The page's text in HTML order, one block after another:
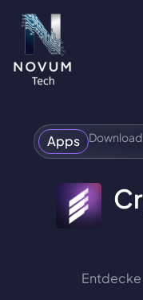
Apps
Entdecke